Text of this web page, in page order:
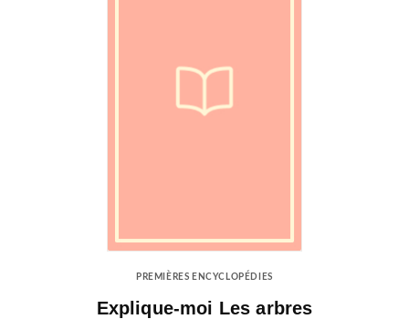
PREMIÈRES ENCYCLOPÉDIES
Explique-moi Les arbres